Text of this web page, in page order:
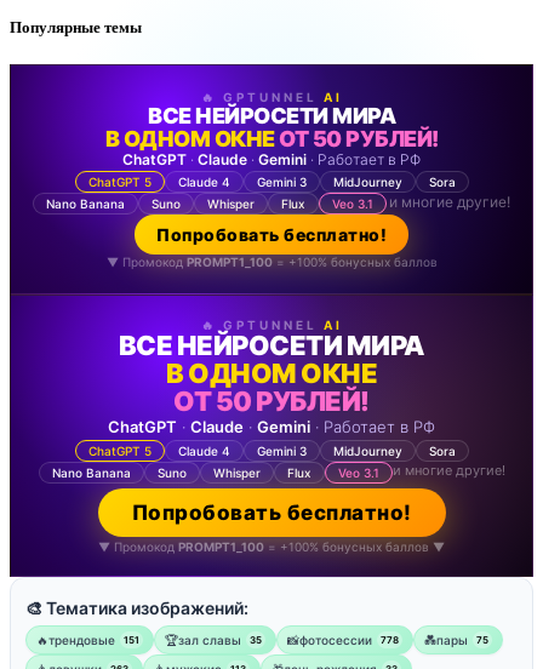
Популярные темы
🔥 GPTUNNEL AI
ВСЕ НЕЙРОСЕТИ МИРА
В ОДНОМ ОКНЕОТ 50 РУБЛЕЙ!
ChatGPT · Claude · Gemini · Работает в РФ
ChatGPT 5 Claude 4 Gemini 3 MidJourney
Sora
Nano Banana
Suno Whisper Flux Veo 3.1 и многие другие!
Попробовать бесплатно!
▼ Промокод PROMPT1_100= +100% бонусных баллов
🔥 GPTUNNEL AI
ВСЕ НЕЙРОСЕТИ МИРА
В ОДНОМ ОКНЕ
ОТ 50 РУБЛЕЙ!
ChatGPT · Claude · Gemini · Работает в РФ
ChatGPT 5 Claude 4 Gemini 3 MidJourney
Sora
Nano Banana
Suno Whisper Flux Veo 3.1 и многие другие!
Попробовать бесплатно!
▼ Промокод PROMPT1_100 = +100% бонусных баллов ▼
🎨 Тематика изображений:
🔥трендовые 151 🏆зал славы 35 📸фотосессии 778 💑пары 75